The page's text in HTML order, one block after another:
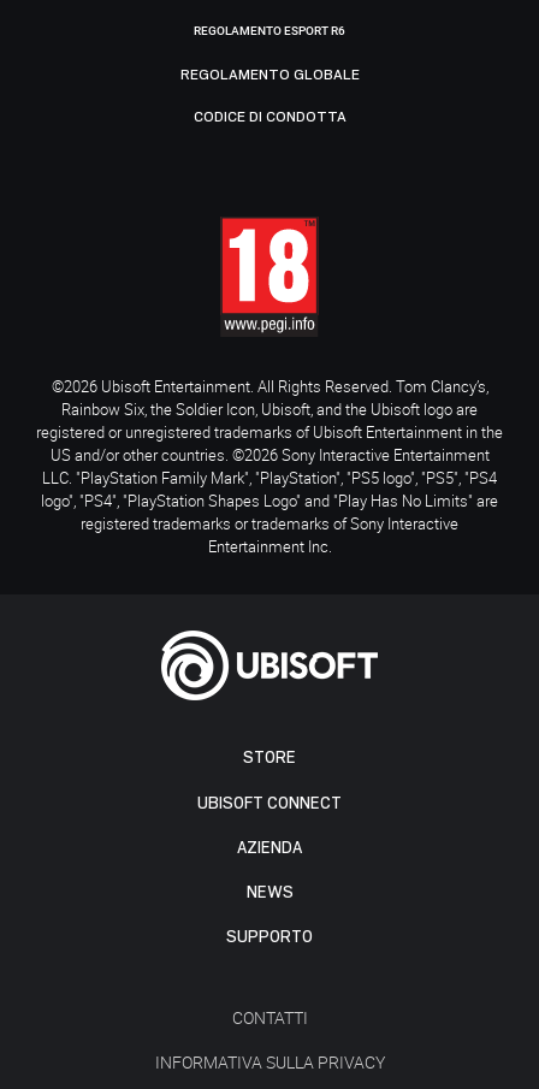
STORE
UBISOFT CONNECT
AZIENDA
NEWS
SUPPORTO
CONTATTI
INFORMATIVA SULLA PRIVACY
REGOLAMENTO ESPORT R6
REGOLAMENTO GLOBALE
CODICE DI CONDOTTA
©2026 Ubisoft Entertainment. All Rights Reserved. Tom Clancy’s,
Rainbow Six, the Soldier Icon, Ubisoft, and the Ubisoft logo are
registered or unregistered trademarks of Ubisoft Entertainment in the
US and/or other countries. ©2026 Sony Interactive Entertainment
LLC. "PlayStation Family Mark", "PlayStation", "PS5 logo", "PS5", "PS4
logo", "PS4", "PlayStation Shapes Logo" and "Play Has No Limits" are
registered trademarks or trademarks of Sony Interactive
Entertainment Inc.